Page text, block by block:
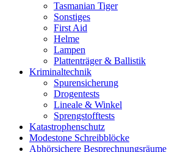
Tasmanian Tiger
Sonstiges
First Aid
Helme
Lampen
Plattenträger & Ballistik
Kriminaltechnik
Spurensicherung
Drogentests
Lineale & Winkel
Sprengstofftests
Katastrophenschutz
Modestone Schreibblöcke
Abhörsichere Besprechnungsräume